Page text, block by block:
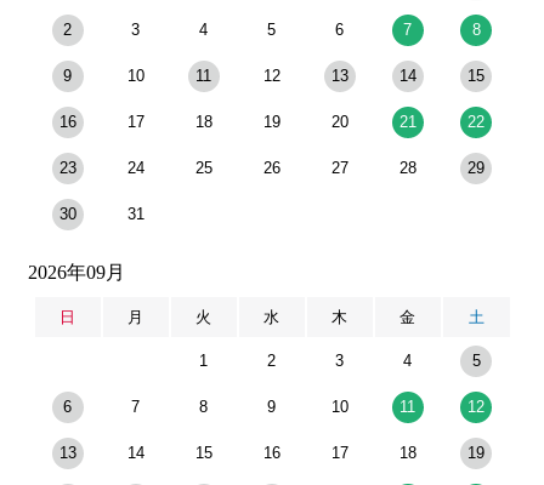
2 3 4 5 6 7 8
9 10 11 12 13 14 15
16 17 18 19 20 21 22
23 24 25 26 27 28 29
30 31
2026年09月
日 月 火 水 木 金 土
1 2 3 4 5
6 7 8 9 10 11 12
13 14 15 16 17 18 19